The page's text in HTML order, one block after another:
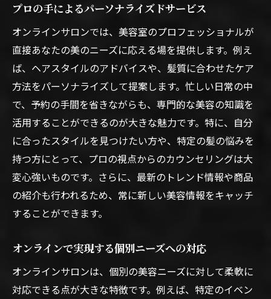
プロの手によるパーソナライズドサービス
オンラインサロンでは、美容室のプロフェッショナルが
直接あなたの美のニーズに応える場を提供します。例え
ば、ヘアスタイルのアドバイスや、髪質に合わせたケア
方法をパーソナライズして提案します。忙しい日常の中
で、予約の手間を省きながらも、専門的な美容の知識を
活用することができるのが大きな魅力です。特に、自分
に合ったスタイルを見つけたい方や、特定の髪の悩みを
持つ方にとって、プロの視点からのカウンセリングは大
変心強いものです。さらに、最新のトレンド情報や商品
の紹介も行われるため、常に新しい美容情報をキャッチ
することができます。
オンラインで実現する個別ニーズへの対応
オンラインサロンは、個別の美容ニーズに対して柔軟に
対応できる点が大きな特徴です。例えば、特定のイベン